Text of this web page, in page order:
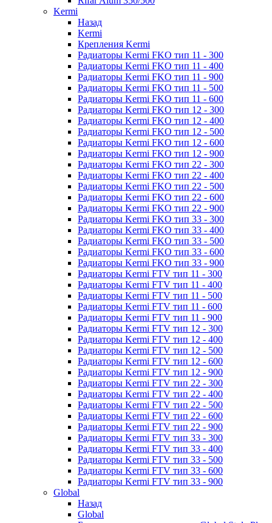
Kermi
Назад
Kermi
Крепления Kermi
Радиаторы Kermi FKO тип 11 - 300
Радиаторы Kermi FKO тип 11 - 400
Радиаторы Kermi FKO тип 11 - 900
Радиаторы Kermi FKO тип 11 - 500
Радиаторы Kermi FKO тип 11 - 600
Радиаторы Kermi FKO тип 12 - 300
Радиаторы Kermi FKO тип 12 - 400
Радиаторы Kermi FKO тип 12 - 500
Радиаторы Kermi FKO тип 12 - 600
Радиаторы Kermi FKO тип 12 - 900
Радиаторы Kermi FKO тип 22 - 300
Радиаторы Kermi FKO тип 22 - 400
Радиаторы Kermi FKO тип 22 - 500
Радиаторы Kermi FKO тип 22 - 600
Радиаторы Kermi FKO тип 22 - 900
Радиаторы Kermi FKO тип 33 - 300
Радиаторы Kermi FKO тип 33 - 400
Радиаторы Kermi FKO тип 33 - 500
Радиаторы Kermi FKO тип 33 - 600
Радиаторы Kermi FKO тип 33 - 900
Радиаторы Kermi FTV тип 11 - 300
Радиаторы Kermi FTV тип 11 - 400
Радиаторы Kermi FTV тип 11 - 500
Радиаторы Kermi FTV тип 11 - 600
Радиаторы Kermi FTV тип 11 - 900
Радиаторы Kermi FTV тип 12 - 300
Радиаторы Kermi FTV тип 12 - 400
Радиаторы Kermi FTV тип 12 - 500
Радиаторы Kermi FTV тип 12 - 600
Радиаторы Kermi FTV тип 12 - 900
Радиаторы Kermi FTV тип 22 - 300
Радиаторы Kermi FTV тип 22 - 400
Радиаторы Kermi FTV тип 22 - 500
Радиаторы Kermi FTV тип 22 - 600
Радиаторы Kermi FTV тип 22 - 900
Радиаторы Kermi FTV тип 33 - 300
Радиаторы Kermi FTV тип 33 - 400
Радиаторы Kermi FTV тип 33 - 500
Радиаторы Kermi FTV тип 33 - 600
Радиаторы Kermi FTV тип 33 - 900
Global
Назад
Global